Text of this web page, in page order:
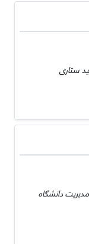
ستاری
دانشگاه